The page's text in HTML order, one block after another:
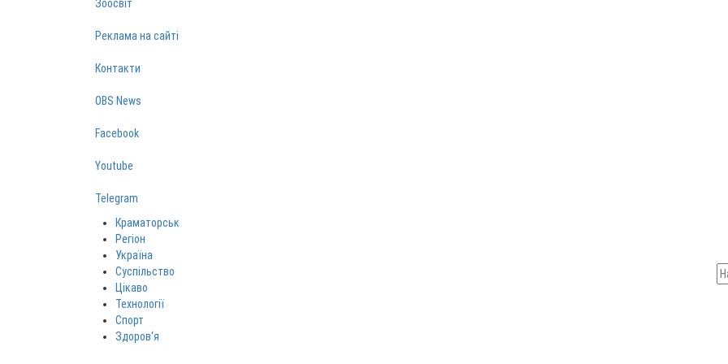
Зоосвіт
Реклама на сайті
Контакти
OBS News
Facebook
Youtube
Telegram
Краматорськ
Регіон
Україна
Суспільство
Цікаво
Технології
Спорт
Здоров‘я